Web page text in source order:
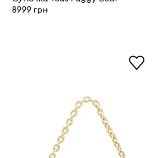
8999 грн